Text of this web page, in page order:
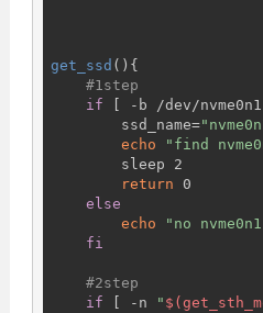
get_ssd (){
#1step
if [ -b /dev/
        ssd_name=
echo
"find
        sleep 2
return 0
else
echo
"no
fi
#2step
if [ -n "